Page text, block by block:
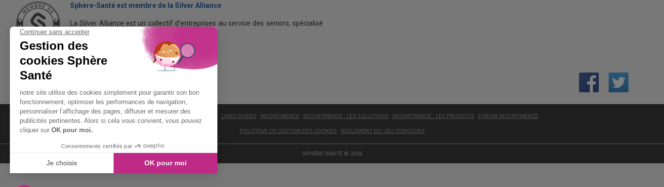
Sphère-Santé est membre de la Silver Alliance
La Silver Alliance est un collectif d'entreprises au service des seniors, spécialisé
dans le bien vieillir à domicile.
Découvrez la Silver Alliance
LIENS DIVERS INCONTINENCE INCONTINENCE : LES SOLUTIONS INCONTINENCE : LES PRODUITS FORUM INCONTINENCE
POLITIQUE DE GESTION DES COOKIES RÈGLEMENT DU JEU CONCOURS
SPHÈRE-SANTÉ © 2026